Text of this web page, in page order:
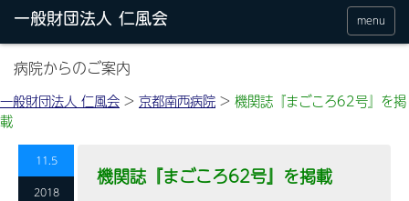
menu
病院からのご案内
一般財団法人 仁風会 > 京都南西病院 > 機関誌『まごころ62号』を掲
載
11.5
2018
機関誌『まごころ62号』を掲載